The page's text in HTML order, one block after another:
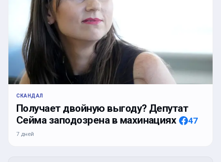
СКАНДАЛ
Получает двойную выгоду? Депутат
Сейма заподозрена в махинациях
47
7 дней